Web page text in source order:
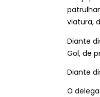
viatura,
Diante
Gol, de
Diante
O